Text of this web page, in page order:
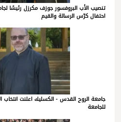
تنصيب الأب البروفسور جوزف مكرزل رئيسًا
احتفال كرّس الرسالة والقيم
جامعة الروح القدس - الكسليك اعلنت انتخاب
للجامعة